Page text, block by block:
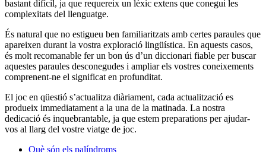
bastant difícil, ja que requereix un lèxic extens que conegui les
complexitats del llenguatge.
És natural que no estigueu ben familiaritzats amb certes paraules que
apareixen durant la vostra exploració lingüística. En aquests casos,
és molt recomanable fer un bon ús d’un diccionari fiable per buscar
aquestes paraules desconegudes i ampliar els vostres coneixements
comprenent-ne el significat en profunditat.
El joc en qüestió s’actualitza diàriament, cada actualització es
produeix immediatament a la una de la matinada. La nostra
dedicació és inquebrantable, ja que estem preparations per ajudar-
vos al llarg del vostre viatge de joc.
Què són els palíndroms